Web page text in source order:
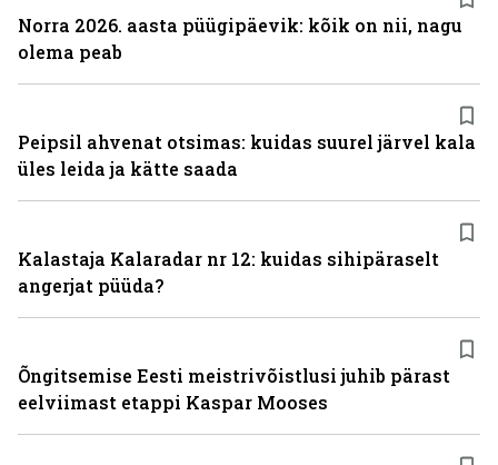
Norra 2026. aasta püügipäevik: kõik on nii, nagu
olema peab
Peipsil ahvenat otsimas: kuidas suurel järvel kala
üles leida ja kätte saada
Kalastaja Kalaradar nr 12: kuidas sihipäraselt
angerjat püüda?
Õngitsemise Eesti meistrivõistlusi juhib pärast
eelviimast etappi Kaspar Mooses